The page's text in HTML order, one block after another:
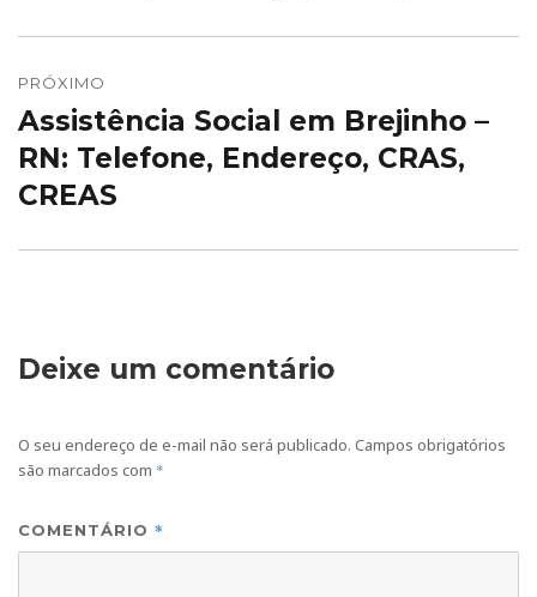
PRÓXIMO
Próximo
post:
Assistência Social em Brejinho –
RN: Telefone, Endereço, CRAS,
CREAS
Deixe um comentário
O seu endereço de e-mail não será publicado. Campos obrigatórios
são marcados com *
COMENTÁRIO *